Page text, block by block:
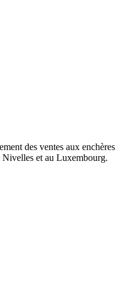
des ventes aux enchères
Nivelles et au Luxembourg.